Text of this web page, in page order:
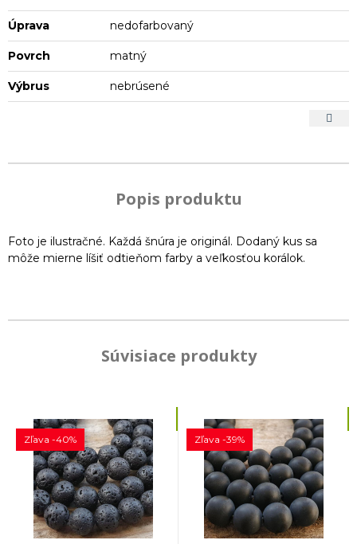
Úprava nedofarbovaný
Povrch matný
Výbrus nebrúsené
Popis produktu
Foto je ilustračné. Každá šnúra je originál. Dodaný kus sa
môže mierne líšiť odtieňom farby a veľkosťou korálok.
Súvisiace produkty
Zľava -40% Zľava -39%